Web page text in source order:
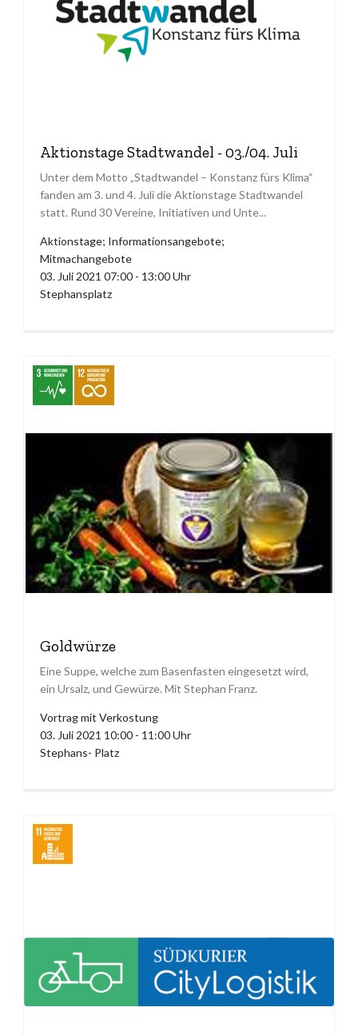
Aktionstage Stadtwandel - 03./04. Juli
Unter dem Motto „Stadtwandel – Konstanz fürs Klima“
fanden am 3. und 4. Juli die Aktionstage Stadtwandel
statt. Rund 30 Vereine, Initiativen und Unte...
Aktionstage; Informationsangebote;
Mitmachangebote
03. Juli 2021 07:00 - 13:00 Uhr
Stephansplatz
Goldwürze
Eine Suppe, welche zum Basenfasten eingesetzt wird,
ein Ursalz, und Gewürze. Mit Stephan Franz.
Vortrag mit Verkostung
03. Juli 2021 10:00 - 11:00 Uhr
Stephans- Platz